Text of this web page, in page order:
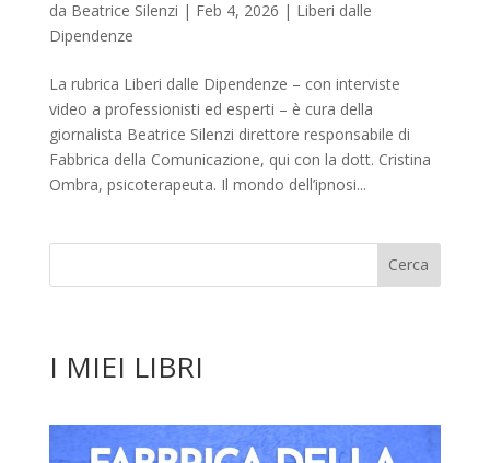
da Beatrice Silenzi | Feb 4, 2026 | Liberi dalle
Dipendenze
La rubrica Liberi dalle Dipendenze – con interviste
video a professionisti ed esperti – è cura della
giornalista Beatrice Silenzi direttore responsabile di
Fabbrica della Comunicazione, qui con la dott. Cristina
Ombra, psicoterapeuta. Il mondo dell’ipnosi...
I MIEI LIBRI